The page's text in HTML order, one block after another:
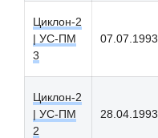
Циклон-2
| УС-ПM
3
07.07.1993
Циклон-2
| УС-ПM
2
28.04.1993